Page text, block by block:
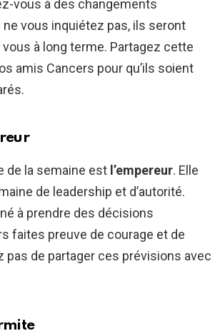
vous à des changements
vous inquiétez pas, ils seront
à long terme. Partagez cette
amis Cancers pour qu’ils soient
de la semaine est l’empereur. Elle
de leadership et d’autorité.
à prendre des décisions
faites preuve de courage et de
pas de partager ces prévisions avec